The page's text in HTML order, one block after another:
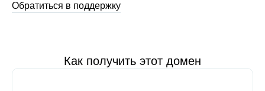
Обратиться в поддержку
Как получить этот домен